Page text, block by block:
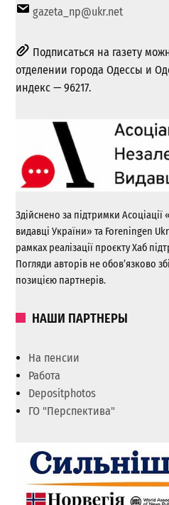
gazeta_np@ukr.net
Подписаться на газету
отделении города Одессы и
индекс — 96217.
Здійснено за підтримки Асоціації
видавці України» та Foreningen
рамках реалізації проєкту Хаб
Погляди авторів не обов’язково
позицією партнерів.
НАШИ ПАРТНЕРЫ
На пенсии
Работа
Depositphotos
ГО "Перспектива"